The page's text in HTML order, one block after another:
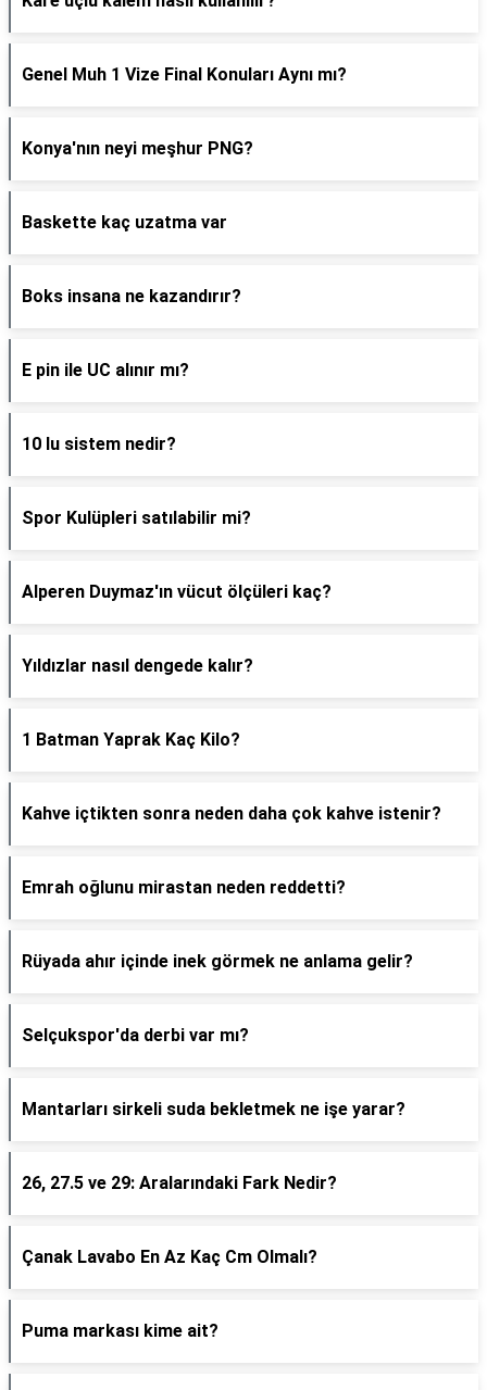
Genel Muh 1 Vize Final Konuları Aynı mı?
Konya'nın neyi meşhur PNG?
Baskette kaç uzatma var
Boks insana ne kazandırır?
E pin ile UC alınır mı?
10 lu sistem nedir?
Spor Kulüpleri satılabilir mi?
Alperen Duymaz'ın vücut ölçüleri kaç?
Yıldızlar nasıl dengede kalır?
1 Batman Yaprak Kaç Kilo?
Kahve içtikten sonra neden daha çok kahve istenir?
Emrah oğlunu mirastan neden reddetti?
Rüyada ahır içinde inek görmek ne anlama gelir?
Selçukspor'da derbi var mı?
Mantarları sirkeli suda bekletmek ne işe yarar?
26, 27.5 ve 29: Aralarındaki Fark Nedir?
Çanak Lavabo En Az Kaç Cm Olmalı?
Puma markası kime ait?